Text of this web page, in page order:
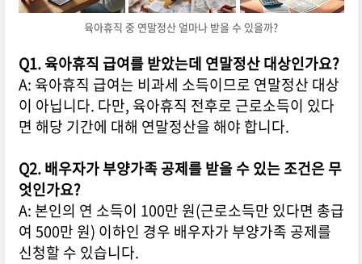
육아휴직 중 연말정산 얼마나 받을 수 있을까?
Q1. 육아휴직 급여를 받았는데 연말정산 대상인가요?
A: 육아휴직 급여는 비과세 소득이므로 연말정산 대상
이 아닙니다. 다만, 육아휴직 전후로 근로소득이 있다
면 해당 기간에 대해 연말정산을 해야 합니다.
Q2. 배우자가 부양가족 공제를 받을 수 있는 조건은 무
엇인가요?
A: 본인의 연 소득이 100만 원(근로소득만 있다면 총급
여 500만 원) 이하인 경우 배우자가 부양가족 공제를
신청할 수 있습니다.